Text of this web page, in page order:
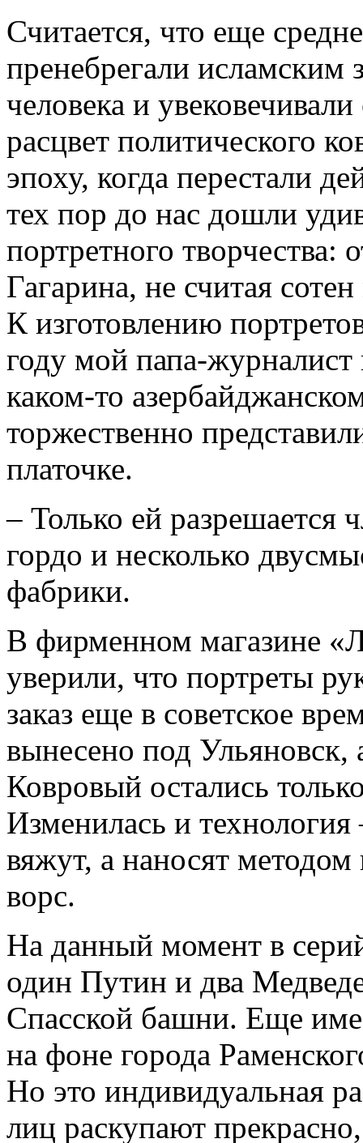
Считается, что еще
пренебрегали исламским
человека и
расцвет политического
эпоху, когда перестали
тех пор до нас дошли
портретного
Гагарина, не считая
К изготовлению
году мой папа-
каком-то
торжественно
платочке.
– Только ей разрешается
гордо и несколько
фабрики.
В фирменном магазине
уверили, что портреты
заказ еще в советское
вынесено под
Ковровый остались
Изменилась и технология
вяжут, а наносят
ворс.
На данный момент в
один Путин и два
Спасской башни. Еще
на фоне города
Но это индивидуальная
лиц раскупают